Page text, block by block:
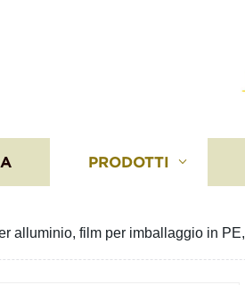
PRODOTTI
alluminio, film per imballaggio in